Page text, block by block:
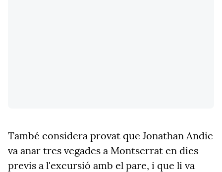
També considera provat que Jonathan Andic
va anar tres vegades a Montserrat en dies
previs a l'excursió amb el pare, i que li va